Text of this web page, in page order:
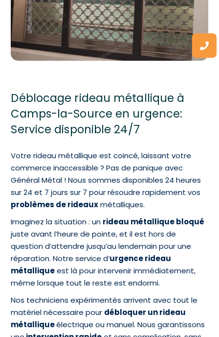
Déblocage rideau métallique à
Camps-la-Source en urgence:
Service disponible 24/7
Votre rideau métallique est coincé, laissant votre
commerce inaccessible ? Pas de panique avec
Général Métal ! Nous sommes disponibles 24 heures
sur 24 et 7 jours sur 7 pour résoudre rapidement vos
problèmes de rideauxmétalliques.
Imaginez la situation : un rideau métallique bloqué
juste avant l’heure de pointe, et il est hors de
question d’attendre jusqu’au lendemain pour une
réparation. Notre service d’urgence rideau
métalliqueest là pour intervenir immédiatement,
même lorsque tout le reste est endormi.
Nos techniciens expérimentés arrivent avec tout le
matériel nécessaire pour débloquer un rideau
métalliqueélectrique ou manuel. Nous garantissons